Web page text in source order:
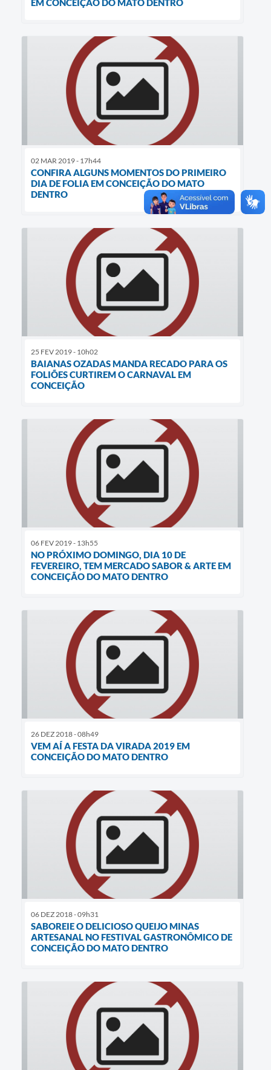
EM CONCEIÇÃO DO MATO DENTRO
02 MAR 2019 - 17h44
CONFIRA ALGUNS MOMENTOS DO PRIMEIRO
DIA DE FOLIA EM CONCEIÇÃO DO MATO
DENTRO
25 FEV 2019 - 10h02
BAIANAS OZADAS MANDA RECADO PARA OS
FOLIÕES CURTIREM O CARNAVAL EM
CONCEIÇÃO
06 FEV 2019 - 13h55
NO PRÓXIMO DOMINGO, DIA 10 DE
FEVEREIRO, TEM MERCADO SABOR & ARTE EM
CONCEIÇÃO DO MATO DENTRO
26 DEZ 2018 - 08h49
VEM AÍ A FESTA DA VIRADA 2019 EM
CONCEIÇÃO DO MATO DENTRO
06 DEZ 2018 - 09h31
SABOREIE O DELICIOSO QUEIJO MINAS
ARTESANAL NO FESTIVAL GASTRONÔMICO DE
CONCEIÇÃO DO MATO DENTRO